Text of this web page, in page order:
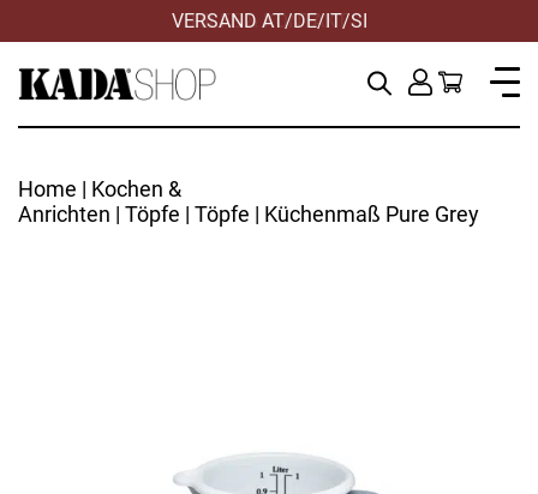
VERSAND AT/DE/IT/SI
Home | Kochen &
Anrichten | Töpfe | Töpfe | Küchenmaß Pure Grey